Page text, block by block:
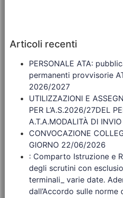
Articoli recenti
PERSONALE ATA:
permanenti provvisorie
2026/2027
UTILIZZAZIONI E
PER L’A.S.2026/27DEL
A.T.A.MODALITÀ DI
CONVOCAZIONE
GIORNO 22/06/2026
: Comparto Istruzione e
degli scrutini con
terminali_ varie date.
dall’Accordo sulle